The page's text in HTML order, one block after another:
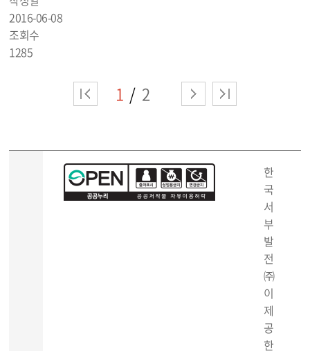
2016-06-08
조회수
1285
1 2
한
국
서
부
발
전
㈜
이
제
공
한